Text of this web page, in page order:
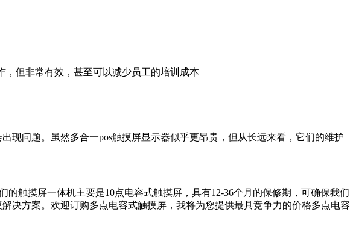
，但非常有效，甚至可以减少员工的培训成本
现问题。虽然多合一pos触摸屏显示器似乎更昂贵，但从长远来看，它们的维护
触摸屏一体机主要是10点电容式触摸屏，具有12-36个月的保修期，可确保我们
决方案。欢迎订购多点电容式触摸屏，我将为您提供最具竞争力的价格多点电容